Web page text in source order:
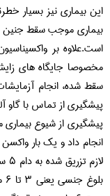
این بیماری نیز بسیار
بیماری موجب سقط جنین
است.علاوه بر
مخصوصا جایگاه های
سقط شده، انجام
پیشگیری از تماس با گاو
پیشگیری از شیوع بیماری
انجام داد و یک بار